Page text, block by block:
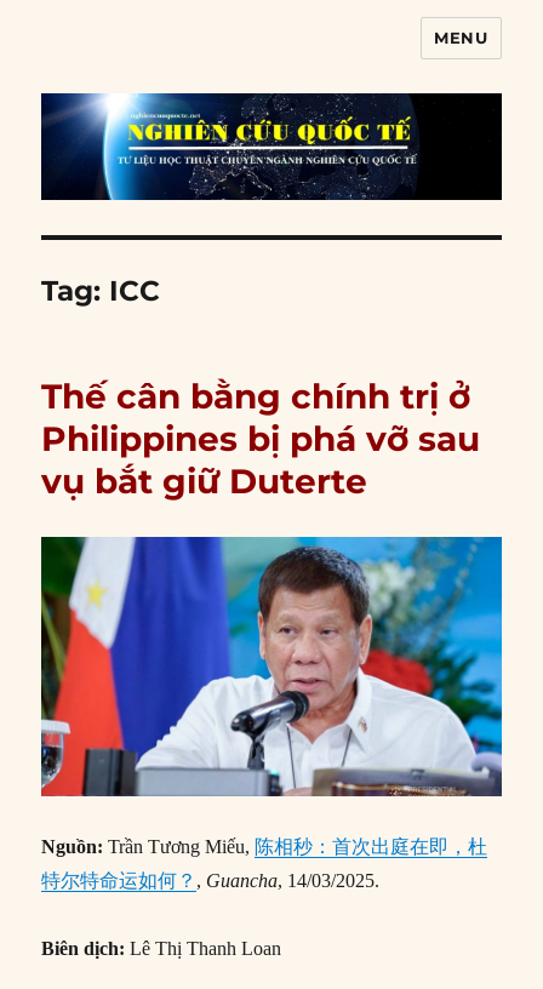
MENU
Tag: ICC
Thế cân bằng chính trị ở
Philippines bị phá vỡ sau
vụ bắt giữ Duterte
Nguồn: Trần Tương Miếu, 陈相秒：首次出庭在即，杜
特尔特命运如何？ , Guancha, 14/03/2025.
Biên dịch: Lê Thị Thanh Loan